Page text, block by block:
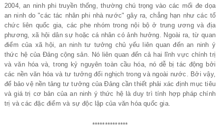
2004, an ninh phi truyền thống, thường chú trọng vào các mối đe dọa
an ninh do "các tác nhân phi nhà nước" gây ra, chẳng hạn như các tổ
chức liên quốc gia, các phe nhóm trong nội bộ ở trung ương và địa
phương, xã hội dân sự hoặc cá nhân có ảnh hưởng. Ngoài ra, từ quan
điểm của xã hội, an ninh tư tưởng chủ yếu liên quan đến an ninh ý
thức hệ của Đảng cộng sản. Nó liên quan đến cả hai lĩnh vực chính trị
và văn hóa và, trong kỷ nguyên toàn cầu hóa, nó dễ bị tác động bởi
các nền văn hóa và tư tưởng đối nghịch trong và ngoài nước. Bởi vậy,
để bảo vệ nền tảng tư tưởng của Đảng cần thiết phải xác định mục tiêu
và giá trị cơ bản của an ninh ý thức hệ là duy trì tính hợp pháp chính
trị và các đặc điểm và sự độc lập của văn hóa quốc gia.
**************